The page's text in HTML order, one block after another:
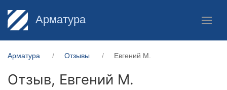
Арматура
Арматура Отзывы ​Евгений М.
Отзыв, ​Евгений М.